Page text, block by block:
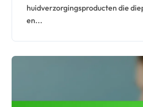
huidverzorgingsproducten die
en...